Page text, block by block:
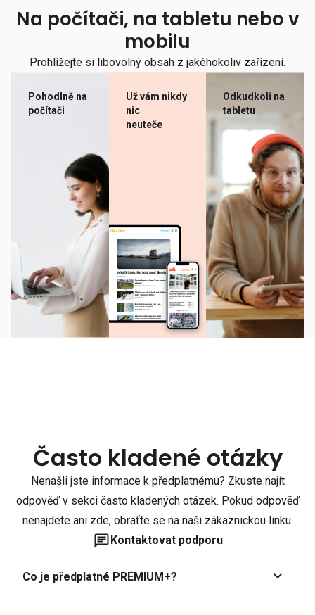
Na počítači, na tabletu nebo v
mobilu
Prohlížejte si libovolný obsah z jakéhokoliv zařízení.
Pohodlně na
počítači
Už vám nikdy
nic
neuteče
Odkudkoli na
tabletu
Často kladené otázky
Nenašli jste informace k předplatnému? Zkuste najít
odpověď v sekci často kladených otázek. Pokud odpověď
nenajdete ani zde, obraťte se na naši zákaznickou linku.
Kontaktovat podporu
Co je předplatné PREMIUM+?